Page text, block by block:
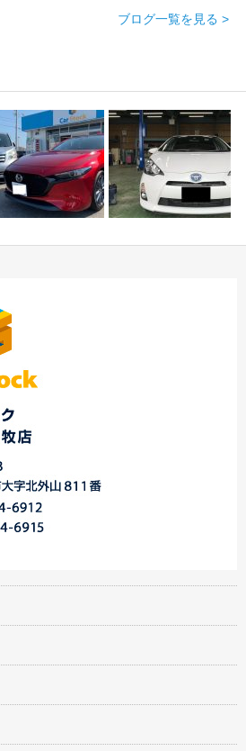
ブログ一覧を見る >